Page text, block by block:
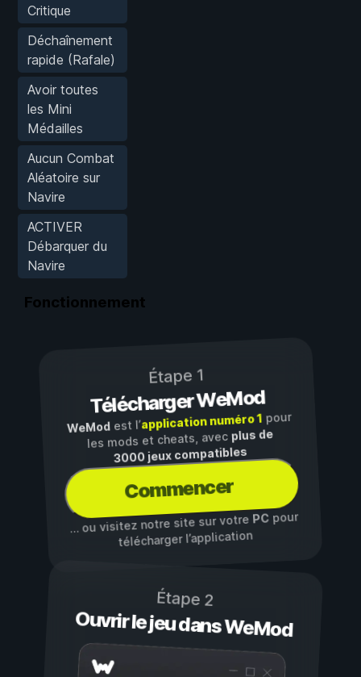
Critique
Déchaînement
rapide (Rafale)
Avoir toutes
les Mini
Médailles
Aucun Combat
Aléatoire sur
Navire
ACTIVER
Débarquer du
Navire
Fonctionnement
Étape 1
Télécharger WeMod
WeModest l’application numéro 1pour
les mods et cheats, avec plus de
3000 jeux compatibles
Commencer
… ou visitez notre site sur votre PCpour
télécharger l’application
Étape 2
Ouvrir le jeu dans WeMod